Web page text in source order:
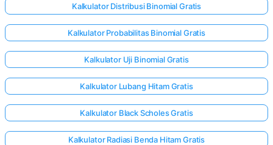
Kalkulator Distribusi Binomial Gratis
Kalkulator Probabilitas Binomial Gratis
Kalkulator Uji Binomial Gratis
Kalkulator Lubang Hitam Gratis
Kalkulator Black Scholes Gratis
Kalkulator Radiasi Benda Hitam Gratis